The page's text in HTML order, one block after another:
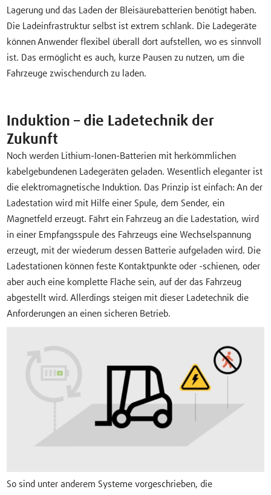
Lagerung und das Laden der Bleisäurebatterien benötigt haben.
Die Ladeinfrastruktur selbst ist extrem schlank. Die Ladegeräte
können Anwender flexibel überall dort aufstellen, wo es sinnvoll
ist. Das ermöglicht es auch, kurze Pausen zu nutzen, um die
Fahrzeuge zwischendurch zu laden.
Induktion – die Ladetechnik der
Zukunft
Noch werden Lithium-Ionen-Batterien mit herkömmlichen
kabelgebundenen Ladegeräten geladen. Wesentlich eleganter ist
die elektromagnetische Induktion. Das Prinzip ist einfach: An der
Ladestation wird mit Hilfe einer Spule, dem Sender, ein
Magnetfeld erzeugt. Fährt ein Fahrzeug an die Ladestation, wird
in einer Empfangsspule des Fahrzeugs eine Wechselspannung
erzeugt, mit der wiederum dessen Batterie aufgeladen wird. Die
Ladestationen können feste Kontaktpunkte oder -schienen, oder
aber auch eine komplette Fläche sein, auf der das Fahrzeug
abgestellt wird. Allerdings steigen mit dieser Ladetechnik die
Anforderungen an einen sicheren Betrieb.
So sind unter anderem Systeme vorgeschrieben, die